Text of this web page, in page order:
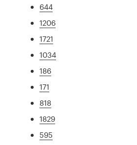
644
1206
1721
1034
186
171
818
1829
595